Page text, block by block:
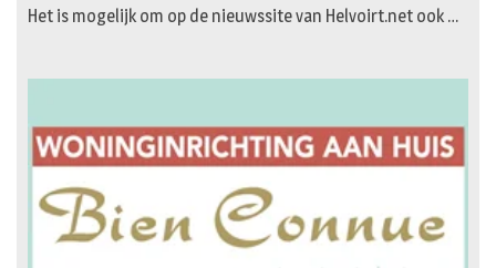
Het is mogelijk om op de nieuwssite van Helvoirt.net ook …